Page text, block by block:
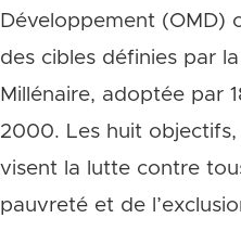
Développement (OMD)
des cibles définies par
Millénaire, adoptée par
2000. Les huit
visent la lutte contre
pauvreté et de